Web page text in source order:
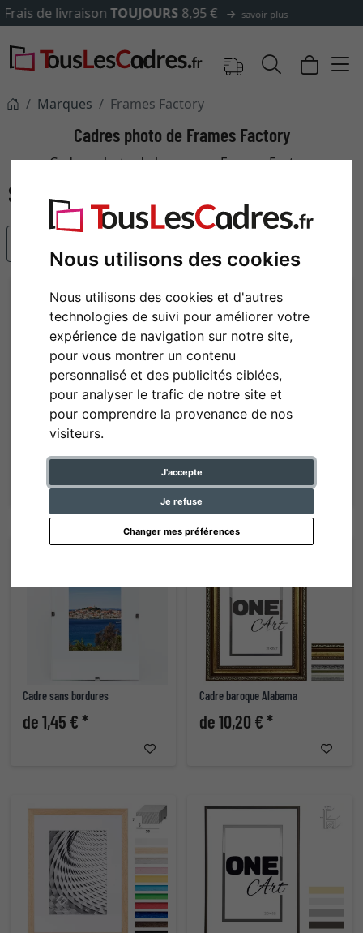
Nous utilisons des cookies
Nous utilisons des cookies et d'autres
technologies de suivi pour améliorer votre
expérience de navigation sur notre site,
pour vous montrer un contenu
personnalisé et des publicités ciblées,
pour analyser le trafic de notre site et
pour comprendre la provenance de nos
visiteurs.
J'accepte
Je refuse
Changer mes préférences
✓500 000 articles au choix
Marques Frames Factory
Cadres photo de Frames Factory
Cadres photo de la marque Frames Factory
Cadre en bois Hekla (MDF)
de 4,20 € * de 6,20 € *
Cadre sans bordures
de 1,45 € *
Cadre baroque Alabama
de 10,20 € *